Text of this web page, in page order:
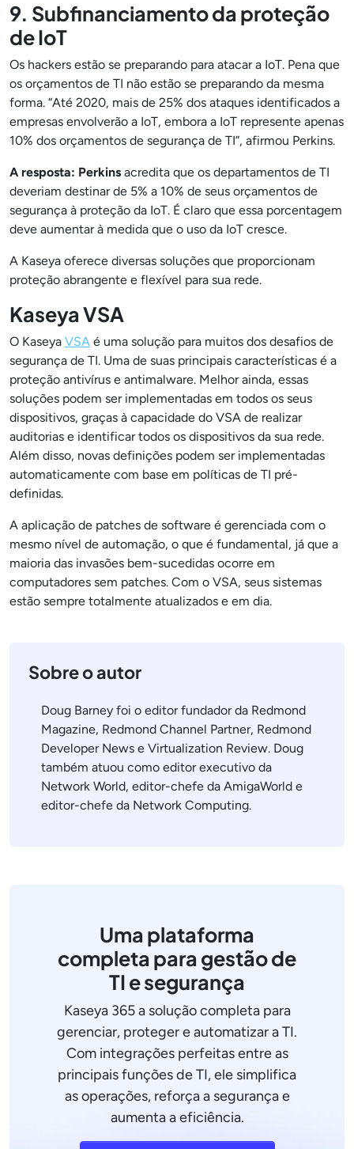
9. Subfinanciamento da proteção
de IoT
Os hackers estão se preparando para atacar a IoT. Pena que
os orçamentos de TI não estão se preparando da mesma
forma. “Até 2020, mais de 25% dos ataques identificados a
empresas envolverão a IoT, embora a IoT represente apenas
10% dos orçamentos de segurança de TI”, afirmou Perkins.
A resposta: Perkins acredita que os departamentos de TI
deveriam destinar de 5% a 10% de seus orçamentos de
segurança à proteção da IoT. É claro que essa porcentagem
deve aumentar à medida que o uso da IoT cresce.
A Kaseya oferece diversas soluções que proporcionam
proteção abrangente e flexível para sua rede.
Kaseya VSA
O Kaseya VSA é uma solução para muitos dos desafios de
segurança de TI. Uma de suas principais características é a
proteção antivírus e antimalware. Melhor ainda, essas
soluções podem ser implementadas em todos os seus
dispositivos, graças à capacidade do VSA de realizar
auditorias e identificar todos os dispositivos da sua rede.
Além disso, novas definições podem ser implementadas
automaticamente com base em políticas de TI pré-
definidas.
A aplicação de patches de software é gerenciada com o
mesmo nível de automação, o que é fundamental, já que a
maioria das invasões bem-sucedidas ocorre em
computadores sem patches. Com o VSA, seus sistemas
estão sempre totalmente atualizados e em dia.
Sobre o autor
Doug Barney foi o editor fundador da Redmond
Magazine, Redmond Channel Partner, Redmond
Developer News e Virtualization Review. Doug
também atuou como editor executivo da
Network World, editor-chefe da AmigaWorld e
editor-chefe da Network Computing.
Uma plataforma
completa para gestão de
TI e segurança
Kaseya 365 a solução completa para
gerenciar, proteger e automatizar a TI.
Com integrações perfeitas entre as
principais funções de TI, ele simplifica
as operações, reforça a segurança e
aumenta a eficiência.